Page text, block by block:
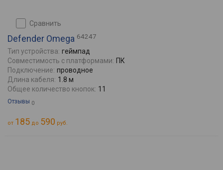
сравнить
Defender Omega 64247
Тип устройства: геймпад
Совместимость с платформами: ПК
Подключение: проводное
Длина кабеля: 1.8 м
Общее количество кнопок: 11
Отзывы 0
от 185 до 590 руб.